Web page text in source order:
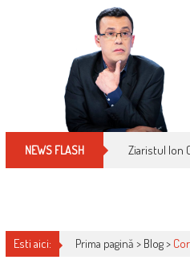
NEWS FLASH Ziaristul Ion
Esti aici: Prima pagină > Blog>